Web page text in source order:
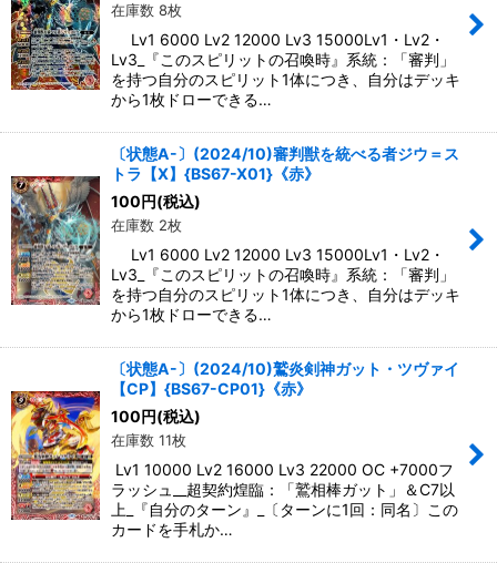
在庫数 8枚
Lv1 6000 Lv2 12000 Lv3 15000Lv1・Lv2・
Lv3_『このスピリットの召喚時』系統：「審判」
を持つ自分のスピリット1体につき、自分はデッキ
から1枚ドローできる…
〔状態A-〕(2024/10)審判獣を統べる者ジウ＝ス
トラ【X】{BS67-X01}《赤》
100 円(税込)
在庫数 2枚
Lv1 6000 Lv2 12000 Lv3 15000Lv1・Lv2・
Lv3_『このスピリットの召喚時』系統：「審判」
を持つ自分のスピリット1体につき、自分はデッキ
から1枚ドローできる…
〔状態A-〕(2024/10)鷲炎剣神ガット・ツヴァイ
【CP】{BS67-CP01}《赤》
100 円(税込)
在庫数 11枚
Lv1 10000 Lv2 16000 Lv3 22000 OC +7000フ
ラッシュ__超契約煌臨：「鷲相棒ガット」＆C7以
上_『自分のターン』_〔ターンに1回：同名〕この
カードを手札か…